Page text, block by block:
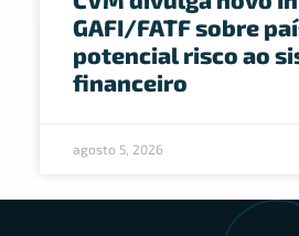
GAFI/FATF sobre
potencial risco ao
financeiro
agosto 5, 2026